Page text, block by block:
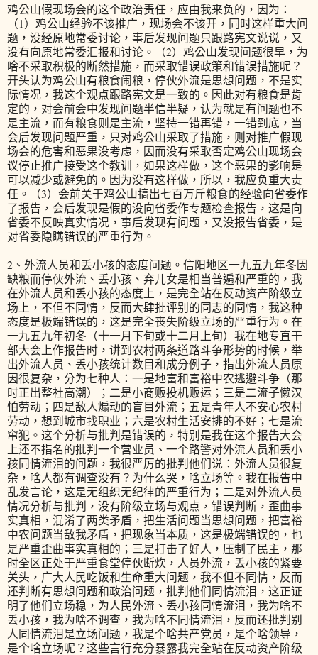
鸡公山假现场会的这个政治责任，应由我来负的，因为：
（1）鸡公山经验不该推广，现场会不该开，同时这样重大问
题，没经原地常委讨论，事后发现问题只跟路宪文说说，又
没有向原地常委汇报和讨论。（2）鸡公山发现问题很早，为
啥不采取积极的断然措施，而采取错误政策和错误措施呢？
开头认为鸡公山有粮食闹粮，停伙外流是思想问题，不是实
际情况，我这个观点跟路宪文是一致的。因此对有粮食是肯
定的，对会前会中发现问题半信半疑，认为就是有问题也不
是主流，而有粮食则是主流，坚持一错再错，一错到底，当
会后发现问题严重，只对鸡公山采取了措施，则对推广假现
场会的危害和恶果没考虑，因而没有采取否定鸡公山现场会
议停止推广接受这个教训，如果这样做，这个恶果的影响是
可以减少或避免的。因为没有这样做，所以，我应负重大责
任。（3）会前关于鸡公山搞出七百万斤粮食的经验向省委作
了报告，会后发现是假的没向省委作专题检查报告，这是向
省委不反映真实情况，事后发现有问题，又没报告省委，是
对省委隐瞒错误的严重行为。
2、外流人员和丢小孩的态度问题。信阳地区一九五九年冬因
缺粮而停伙外流、丢小孩、弃儿女是相当普遍和严重的，我
在外流人员和丢小孩的态度上，是完全站在反动资产阶级立
场上，不但不同情，反而大肆批评别的同志的同情，我这种
态度是极端错误的，这是完全丧失阶级立场的严重行为。在
一九五九年初冬（十一月下旬或十二月上旬）我在地专直干
部大会上作报告时，讲到农村两条道路斗争形势的时候，举
出外流人员、丢小孩统计数目和成分例子，指出外流人员原
因很复杂，分为七种人：一是地富和富裕中农逃避斗争（那
时正出整社高潮）；二是小商贩投机贩运；三是二流子懒汉
怕劳动；四是敌人煽动的盲目外流；五是青年人不安心农村
劳动，想到城市找职业；六是农村生活安排的不好；七是流
窜犯。这个分析与批判是错误的，特别是我在这个报告大会
上还不指名的批判一个营业员、一个路警对外流人员和丢小
孩同情流泪的问题，我很严厉的批判他们说：外流人员很复
杂，啥人都有调查没有？为什么哭，啥立场等。我在报告中
乱发言论，这是无组织无纪律的严重行为；二是对外流人员
情况分析与批判，没有阶级立场与观点，错误判断，歪曲事
实真相，混淆了两类矛盾，把生活问题当思想问题，把富裕
中农问题当敌我矛盾，把现象当本质，这是极端错误的，也
是严重歪曲事实真相的；三是打击了好人，压制了民主，那
时全区正处于严重食堂停伙断炊，人员外流，丢小孩的紧要
关头，广大人民吃饭和生命重大问题，我不但不同情，反而
还判断有思想问题和政治问题，批判他们同情流泪，这正证
明了他们立场稳，为人民外流、丢小孩同情流泪，我为啥不
丢小孩，我为啥不调查，我为啥不同情流泪，反而还批判别
人同情流泪是立场问题，我是个啥共产党员，是个啥领导，
是个啥立场呢？这些言行充分暴露我完全站在反动资产阶级